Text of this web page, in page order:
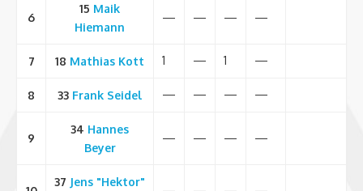
6
15 Maik
Hiemann
— — — —
7 18 Mathias Kott 1 — 1 —
8 33 Frank Seidel — — — —
9
34 Hannes
Beyer
— — — —
37 Jens "Hektor"